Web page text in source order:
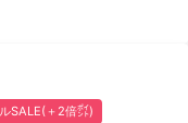
SALE(＋2倍㌽)